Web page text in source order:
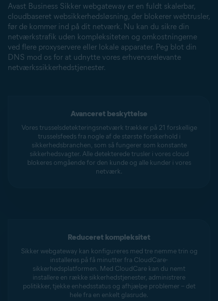
Avast Business Sikker webgateway er en fuldt skalerbar,
cloudbaseret websikkerhedsløsning, der blokerer webtrusler,
før de kommer ind på dit netværk. Nu kan du sikre din
netværkstrafik uden kompleksiteten og omkostningerne
ved flere proxyservere eller lokale apparater. Peg blot din
DNS mod os for at udnytte vores erhvervsrelevante
netværkssikkerhedstjenester.
Avanceret beskyttelse
Vores trusselsdetekteringsnetværk trækker på 21 forskellige
trusselsfeeds fra nogle af de største forskerhold i
sikkerhedsbranchen, som så fungerer som konstante
sikkerhedsvagter. Alle detekterede trusler i vores cloud
blokeres omgående for den kunde og alle kunder i vores
netværk.
Reduceret kompleksitet
Sikker webgateway kan konfigureres med tre nemme trin og
installeres på få minutter fra CloudCare-
sikkerhedsplatformen. Med CloudCare kan du nemt
installere en række sikkerhedstjenester, administrere
politikker, tjekke enhedsstatus og afhjælpe problemer – det
hele fra en enkelt glasrude.